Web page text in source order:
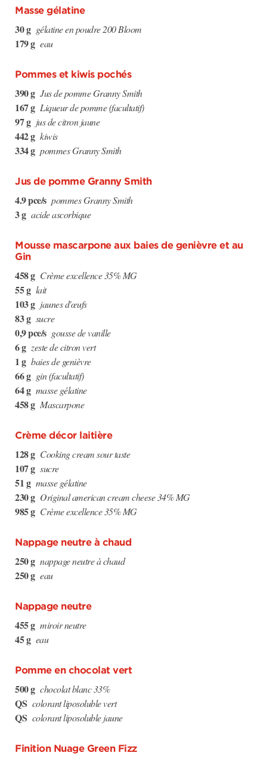
Masse gélatine
30 g gélatine en poudre 200 Bloom
179 g eau
Pommes et kiwis pochés
390 g Jus de pomme Granny Smith
167 g Liqueur de pomme (facultatif)
97 g jus de citron jaune
442 g kiwis
334 g pommes Granny Smith
Jus de pomme Granny Smith
4.9 pce/s pommes Granny Smith
3 g acide ascorbique
Mousse mascarpone aux baies de genièvre et au
Gin
458 g Crème excellence 35% MG
55 g lait
103 g jaunes d'œufs
83 g sucre
0,9 pce/s gousse de vanille
6 g zeste de citron vert
1 g baies de genièvre
66 g gin (facultatif)
64 g masse gélatine
458 g Mascarpone
Crème décor laitière
128 g Cooking cream sour taste
107 g sucre
51 g masse gélatine
230 g Original american cream cheese 34% MG
985 g Crème excellence 35% MG
Nappage neutre à chaud
250 g nappage neutre à chaud
250 g eau
Nappage neutre
455 g miroir neutre
45 g eau
Pomme en chocolat vert
500 g chocolat blanc 33%
QS colorant liposoluble vert
QS colorant liposoluble jaune
Finition Nuage Green Fizz